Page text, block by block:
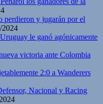
y jugarán por el
2024
le ganó agónicamente
victoria ante Colombia
2:0 a Wanderers
Nacional y Racing